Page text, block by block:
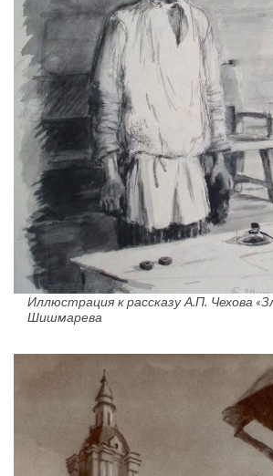
Иллюстрация к рассказу А.П. Чехова
Шишмарева